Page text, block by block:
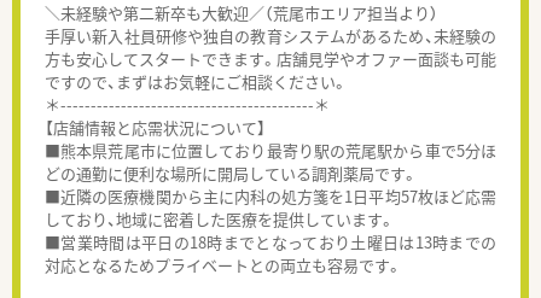
＼未経験や第二新卒も大歓迎／（荒尾市エリア担当より）
手厚い新入社員研修や独自の教育システムがあるため、未経験の
方も安心してスタートできます。店舗見学やオファー面談も可能
ですので、まずはお気軽にご相談ください。
＊------------------------------------------＊
【店舗情報と応需状況について】
■熊本県荒尾市に位置しており最寄り駅の荒尾駅から車で5分ほ
どの通勤に便利な場所に開局している調剤薬局です。
■近隣の医療機関から主に内科の処方箋を1日平均57枚ほど応需
しており、地域に密着した医療を提供しています。
■営業時間は平日の18時までとなっており土曜日は13時までの
対応となるためプライベートとの両立も容易です。